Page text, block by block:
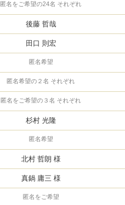
匿名をご希望の24名 それぞれ
後藤 哲哉
田口 則宏
匿名希望
匿名希望の２名 それぞれ
匿名をご希望の３名 それぞれ
杉村 光隆
匿名希望
北村 哲朗 様
真鍋 庸三 様
匿名をご希望